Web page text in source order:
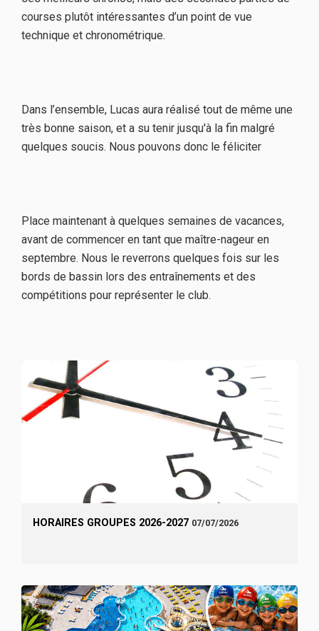
courses plutôt intéressantes d’un point de vue
technique et chronométrique.
Dans l’ensemble, Lucas aura réalisé tout de même une
très bonne saison, et a su tenir jusqu'à la fin malgré
quelques soucis. Nous pouvons donc le féliciter
Place maintenant à quelques semaines de vacances,
avant de commencer en tant que maître-nageur en
septembre. Nous le reverrons quelques fois sur les
bords de bassin lors des entraînements et des
compétitions pour représenter le club.
HORAIRES GROUPES 2026-2027 07/07/2026